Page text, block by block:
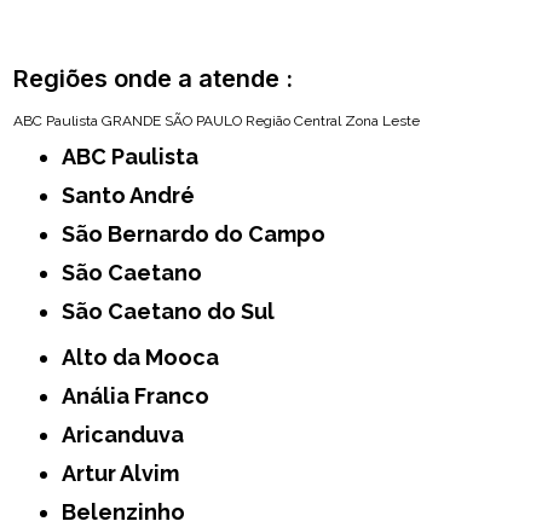
Regiões onde a atende :
ABC Paulista GRANDE SÃO PAULO Região Central Zona Leste
ABC Paulista
Santo André
São Bernardo do Campo
São Caetano
São Caetano do Sul
Alto da Mooca
Anália Franco
Aricanduva
Artur Alvim
Belenzinho